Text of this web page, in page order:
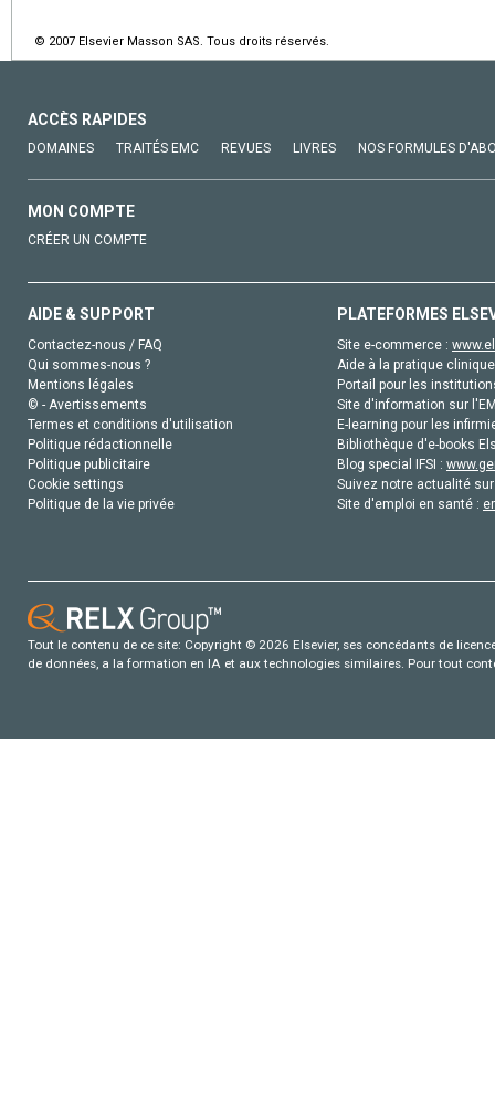
© 2007 Elsevier Masson SAS. Tous droits réservés.
ACCÈS RAPIDES
DOMAINES TRAITÉS EMC REVUES LIVRES NOS FORMULES
MON COMPTE
CRÉER UN COMPTE
AIDE & SUPPORT
Contactez-nous / FAQ
Qui sommes-nous ?
Mentions légales
© - Avertissements
Termes et conditions d'utilisation
Politique rédactionnelle
Politique publicitaire
Cookie settings
Politique de la vie privée
PLATEFORMES
Site e-commerce :
Aide à la pratique
Portail pour les
Site d'information sur
E-learning pour les
Bibliothèque d'e-books
Blog special IFSI :
Suivez notre actualité
Site d'emploi en santé :
Tout le contenu de ce site: Copyright © 2026 Elsevier, ses concédants de
de données, a la formation en IA et aux technologies similaires. Pour tout